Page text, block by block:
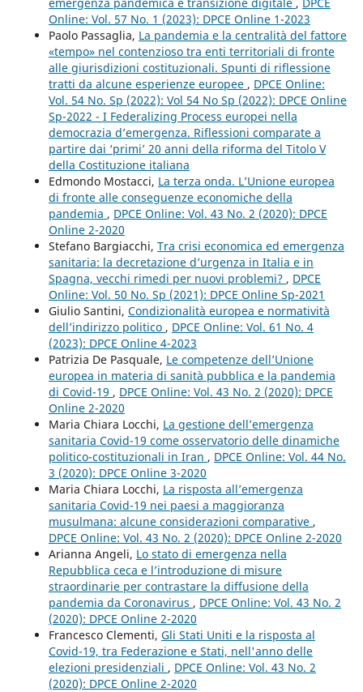
Online: Vol. 57 No. 1 (2023): DPCE Online 1-2023
Paolo Passaglia, La pandemia e la centralità del fattore
«tempo» nel contenzioso tra enti territoriali di fronte
alle giurisdizioni costituzionali. Spunti di riflessione
tratti da alcune esperienze europee , DPCE Online:
Vol. 54 No. Sp (2022): Vol 54 No Sp (2022): DPCE Online
Sp-2022 - I Federalizing Process europei nella
democrazia d’emergenza. Riflessioni comparate a
partire dai ‘primi’ 20 anni della riforma del Titolo V
della Costituzione italiana
Edmondo Mostacci, La terza onda. L’Unione europea
di fronte alle conseguenze economiche della
pandemia , DPCE Online: Vol. 43 No. 2 (2020): DPCE
Online 2-2020
Stefano Bargiacchi, Tra crisi economica ed emergenza
sanitaria: la decretazione d’urgenza in Italia e in
Spagna, vecchi rimedi per nuovi problemi? , DPCE
Online: Vol. 50 No. Sp (2021): DPCE Online Sp-2021
Giulio Santini, Condizionalità europea e normatività
dell’indirizzo politico , DPCE Online: Vol. 61 No. 4
(2023): DPCE Online 4-2023
Patrizia De Pasquale, Le competenze dell’Unione
europea in materia di sanità pubblica e la pandemia
di Covid-19 , DPCE Online: Vol. 43 No. 2 (2020): DPCE
Online 2-2020
Maria Chiara Locchi, La gestione dell’emergenza
sanitaria Covid-19 come osservatorio delle dinamiche
politico-costituzionali in Iran , DPCE Online: Vol. 44 No.
3 (2020): DPCE Online 3-2020
Maria Chiara Locchi, La risposta all’emergenza
sanitaria Covid-19 nei paesi a maggioranza
musulmana: alcune considerazioni comparative ,
DPCE Online: Vol. 43 No. 2 (2020): DPCE Online 2-2020
Arianna Angeli, Lo stato di emergenza nella
Repubblica ceca e l’introduzione di misure
straordinarie per contrastare la diffusione della
pandemia da Coronavirus , DPCE Online: Vol. 43 No. 2
(2020): DPCE Online 2-2020
Francesco Clementi, Gli Stati Uniti e la risposta al
Covid-19, tra Federazione e Stati, nell'anno delle
elezioni presidenziali , DPCE Online: Vol. 43 No. 2
(2020): DPCE Online 2-2020